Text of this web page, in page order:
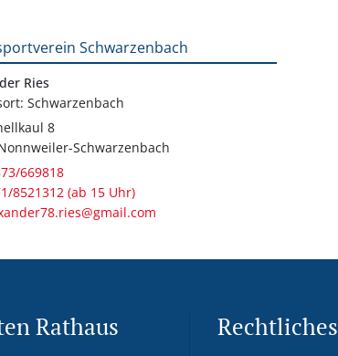
Schwarzenbach
Ries
Schwarzenbach
8
Schwarzenbach
669818
8521312 (ab 15 Uhr)
Rathaus Rechtliches